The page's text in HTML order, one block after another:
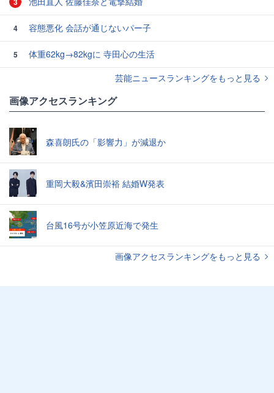
4 容態悪化 会話が通じないパー子
5
体重62kg→82kgに 寺田心の生活
芸能ニュースランキングをもっと見る
画像アクセスランキング
森喜朗氏の「影響力」が減退か
重岡大毅&濱田崇裕 結婚W発表
台風16号が小笠原近海で発生
画像アクセスランキングをもっと見る